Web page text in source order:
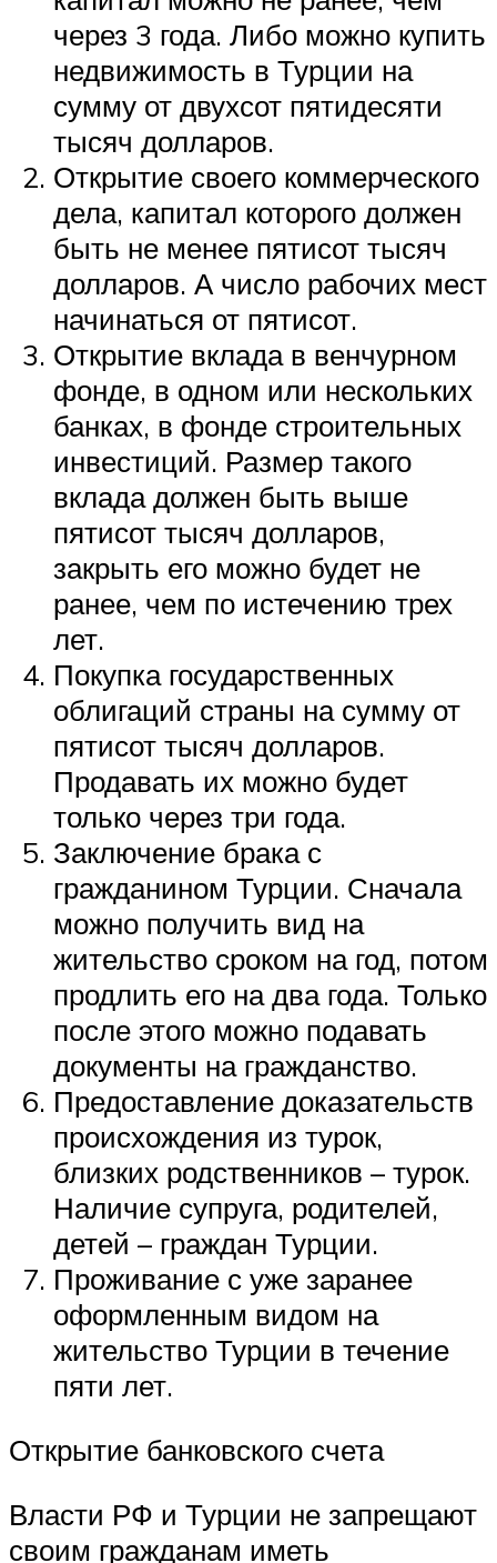
через 3 года. Либо можно купить
недвижимость в Турции на
сумму от двухсот пятидесяти
тысяч долларов.
Открытие своего коммерческого
дела, капитал которого должен
быть не менее пятисот тысяч
долларов. А число рабочих мест
начинаться от пятисот.
Открытие вклада в венчурном
фонде, в одном или нескольких
банках, в фонде строительных
инвестиций. Размер такого
вклада должен быть выше
пятисот тысяч долларов,
закрыть его можно будет не
ранее, чем по истечению трех
лет.
Покупка государственных
облигаций страны на сумму от
пятисот тысяч долларов.
Продавать их можно будет
только через три года.
Заключение брака с
гражданином Турции. Сначала
можно получить вид на
жительство сроком на год, потом
продлить его на два года. Только
после этого можно подавать
документы на гражданство.
Предоставление доказательств
происхождения из турок,
близких родственников – турок.
Наличие супруга, родителей,
детей – граждан Турции.
Проживание с уже заранее
оформленным видом на
жительство Турции в течение
пяти лет.
Открытие банковского счета
Власти РФ и Турции не запрещают
своим гражданам иметь